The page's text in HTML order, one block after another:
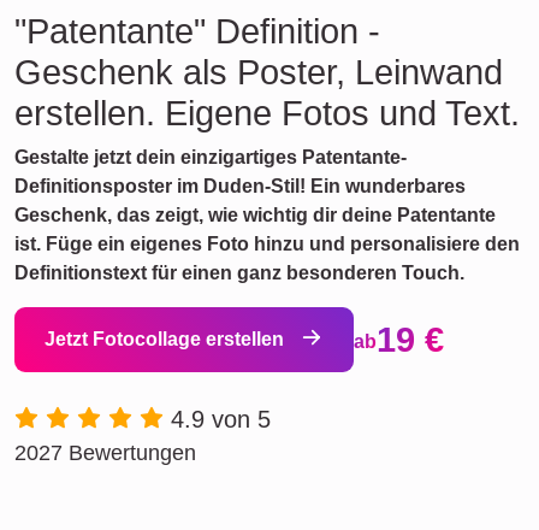
"Patentante" Definition -
Geschenk als Poster, Leinwand
erstellen. Eigene Fotos und Text.
Gestalte jetzt dein einzigartiges Patentante-
Definitionsposter im Duden-Stil! Ein wunderbares
Geschenk, das zeigt, wie wichtig dir deine Patentante
ist. Füge ein eigenes Foto hinzu und personalisiere den
Definitionstext für einen ganz besonderen Touch.
Jetzt Fotocollage erstellen ab19 €
4.9 von 5
2027 Bewertungen